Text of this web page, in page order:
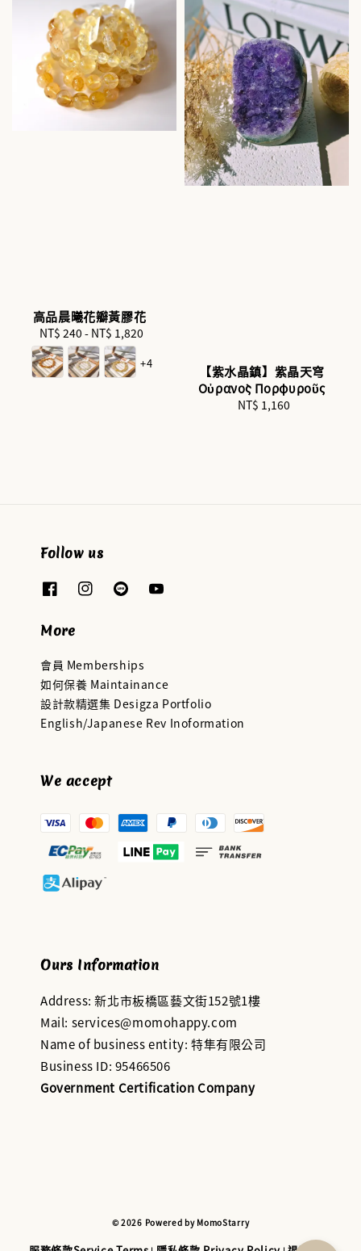
高品晨曦花瓣黃膠花
Regular
price
NT$ 240 - NT$ 1,820
+4
【紫水晶鎮】紫晶天穹
Οὐρανὸς Πορφυροῦς
Regular
NT$ 1,160
Follow us
More
會員 Memberships
如何保養 Maintainance
設計款精選集 Desigza Portfolio
English/Japanese Rev Inoformation
We accept
Ours Information
Address: 新北市板橋區藝文街152號1樓
Mail: services@momohappy.com
Name of business entity: 特隼有限公司
Business ID: 95466506
Government Certification Company
© 2026 Powered by MomoStarry